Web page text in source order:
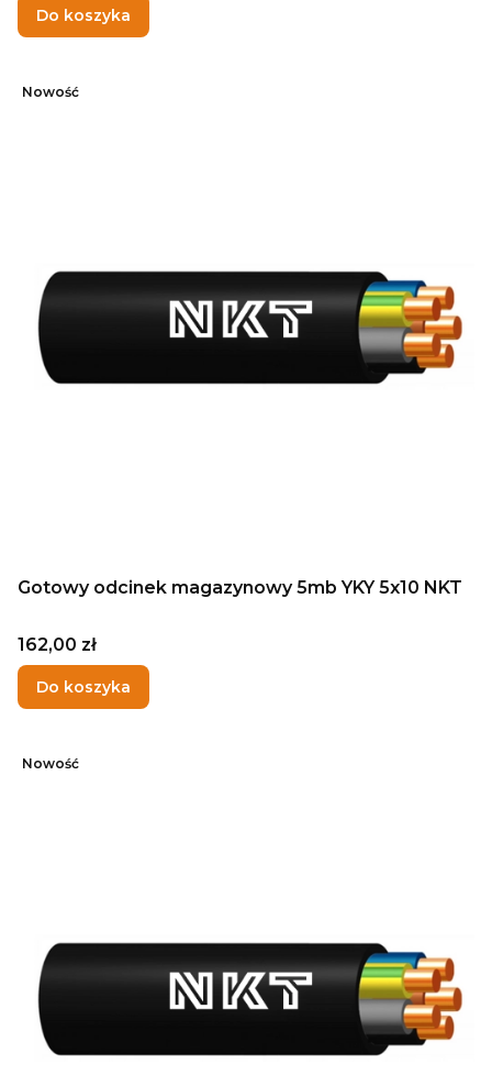
Do koszyka
Nowość
Gotowy odcinek magazynowy 5mb YKY 5x10 NKT
Cena
162,00 zł
Do koszyka
Nowość